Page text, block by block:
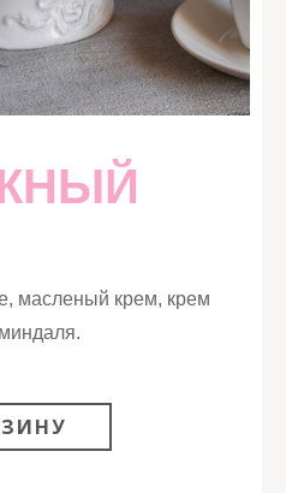
масленый крем, крем